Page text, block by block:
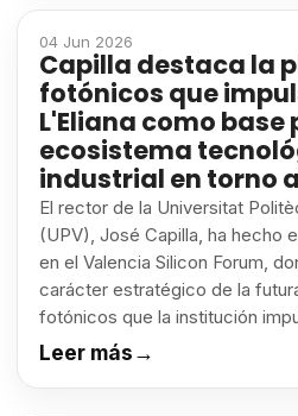
04 Jun 2026
Capilla destaca la
fotónicos que
L'Eliana como base
ecosistema
industrial en torno
El rector de la Universitat
(UPV), José Capilla, ha hecho
en el Valencia Silicon Forum,
carácter estratégico de la
fotónicos que la institución
Leer más→